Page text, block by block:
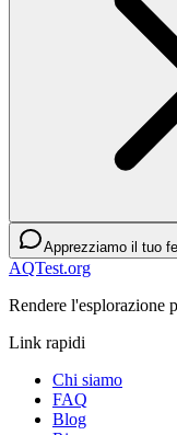
Apprezziamo il tuo
AQTest.org
Rendere l'esplorazione
Link rapidi
Chi siamo
FAQ
Blog